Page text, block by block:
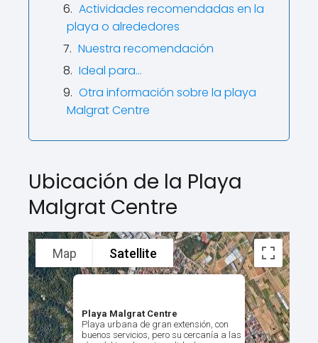
Actividades recomendadas en la
playa o alrededores
Nuestra recomendación
Ideal para…
Otra información sobre la playa
Malgrat Centre
Ubicación de la Playa
Malgrat Centre
Playa Malgrat Centre
Playa urbana de gran extensión, con
buenos servicios, pero su cercanía a las
Map Satellite